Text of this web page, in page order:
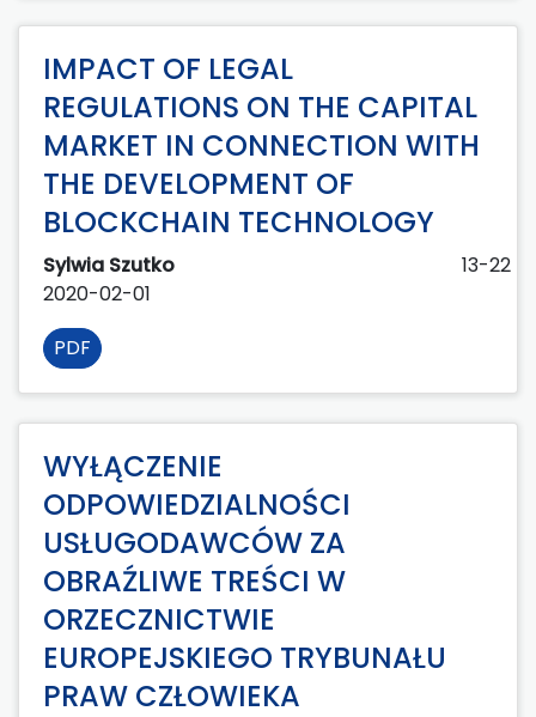
IMPACT OF LEGAL
REGULATIONS ON THE CAPITAL
MARKET IN CONNECTION WITH
THE DEVELOPMENT OF
BLOCKCHAIN TECHNOLOGY
Sylwia Szutko
13-22
2020-02-01
PDF
WYŁĄCZENIE
ODPOWIEDZIALNOŚCI
USŁUGODAWCÓW ZA
OBRAŹLIWE TREŚCI W
ORZECZNICTWIE
EUROPEJSKIEGO TRYBUNAŁU
PRAW CZŁOWIEKA